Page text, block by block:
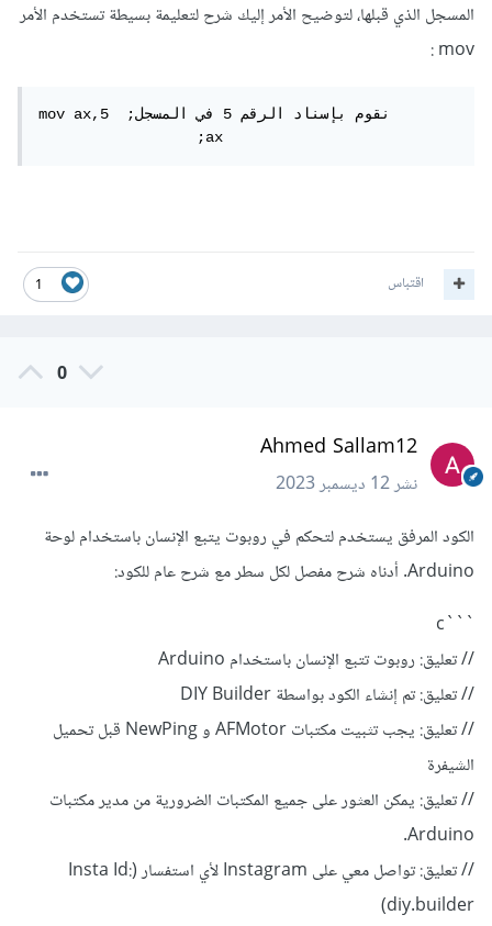
المسجل الذي قبلها، لتوضيح الأمر إليك شرح لتعليمة بسيطة تستخدم الأمر
mov :
mov ax,5  ;نقوم بإسناد الرقم 5 في المسجل
		  ;ax
1 اقتباس
0
Ahmed Sallam12
نشر12 ديسمبر 2023
الكود المرفق يستخدم لتحكم في روبوت يتبع الإنسان باستخدام لوحة
Arduino. أدناه شرح مفصل لكل سطر مع شرح عام للكود:
```c
// تعليق: روبوت تتبع الإنسان باستخدام Arduino
// تعليق: تم إنشاء الكود بواسطة DIY Builder
// تعليق: يجب تثبيت مكتبات AFMotor و NewPing قبل تحميل
الشيفرة
// تعليق: يمكن العثور على جميع المكتبات الضرورية من مدير مكتبات
Arduino.
// تعليق: تواصل معي على Instagram لأي استفسار (Insta Id:
diy.builder)